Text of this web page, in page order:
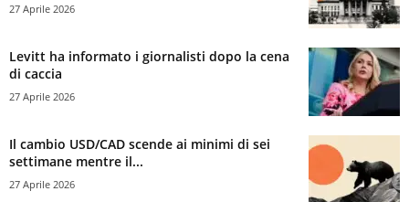
27 Aprile 2026
Levitt ha informato i giornalisti dopo la cena
di caccia
27 Aprile 2026
Il cambio USD/CAD scende ai minimi di sei
settimane mentre il...
27 Aprile 2026